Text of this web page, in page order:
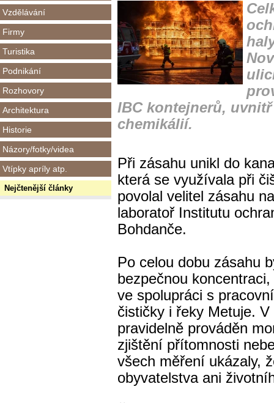
Vzdělávání
Firmy
Turistika
Podnikání
Rozhovory
Architektura
Historie
Názory/fotky/videa
Vtípky apríly atp.
Nejčtenější články
IBC kontejnerů,
chemikálií.
Při zásahu unikl do
která se využívala při
povolal velitel zásahu
laboratoř Institutu
Bohdanče.
Po celou dobu zásahu
bezpečnou
ve spolupráci s
čističky i řeky Metuje.
pravidelně prováděn
zjištění přítomnosti
všech měření ukázaly,
obyvatelstva ani